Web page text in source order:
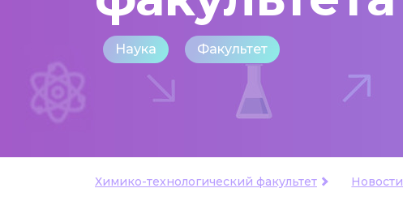
Наука Факультет
Химико-технологический факультет Новости